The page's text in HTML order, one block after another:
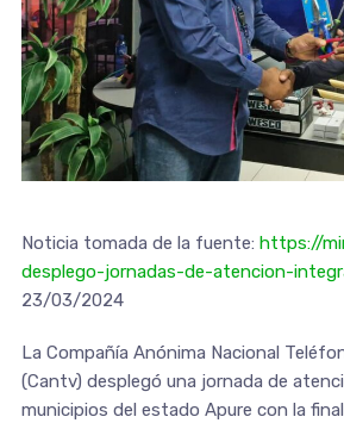
Noticia tomada de la fuente: https://
desplego-jornadas-de-atencion-
23/03/2024
La Compañía Anónima Nacional
(Cantv) desplegó una jornada de
municipios del estado Apure con la